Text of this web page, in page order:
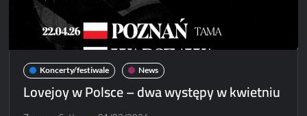
Koncerty/festiwale News
Lovejoy w Polsce – dwa występy w kwietniu